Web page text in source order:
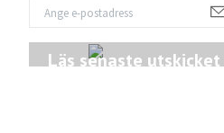
Läs senaste utskicket